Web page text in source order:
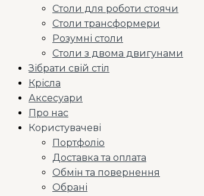
Столи для роботи стоячи
Столи трансформери
Розумні столи
Столи з двома двигунами
Зібрати свій стіл
Крісла
Аксесуари
Про нас
Користувачеві
Портфоліо
Доставка та оплата
Обмін та повернення
Обрані